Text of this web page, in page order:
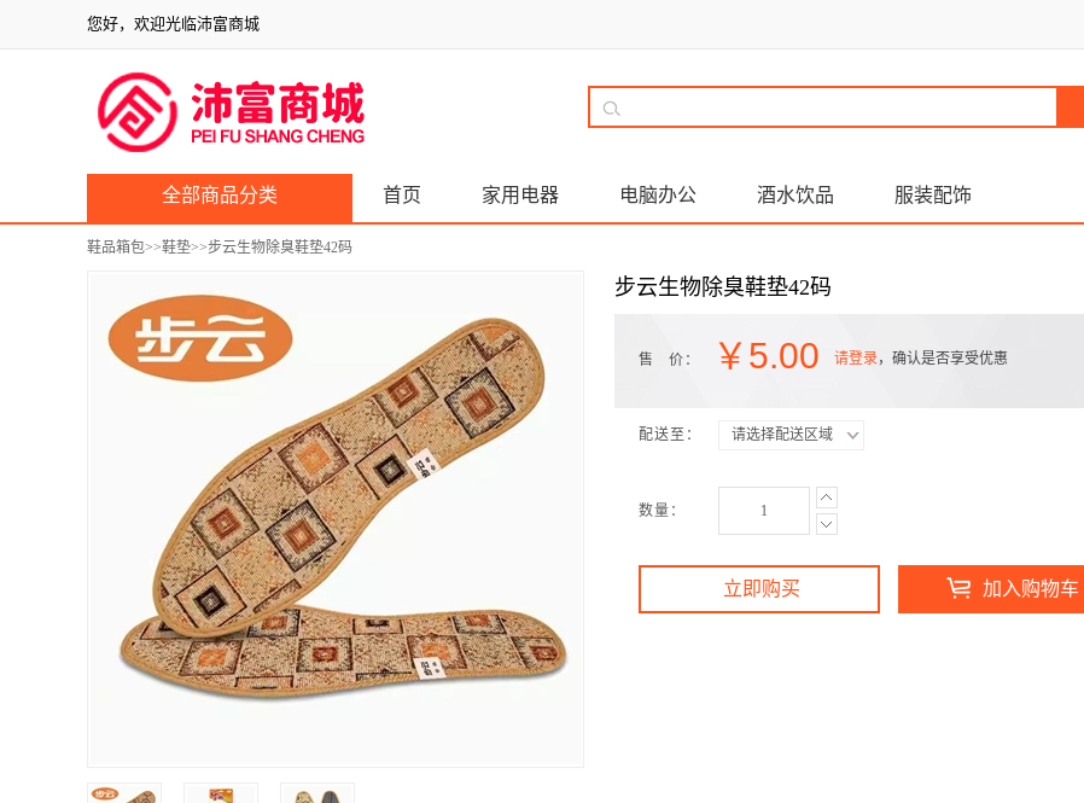
您好，欢迎光临沛富商城
全部商品分类 首页 家用电器 电脑办公 酒水饮品 服装配饰
鞋品箱包>>鞋垫>>步云生物除臭鞋垫42码
步云生物除臭鞋垫42码
售 价： ￥5.00 请登录，确认是否享受优惠
配送至： 请选择配送区域
数量：
立即购买 加入购物车